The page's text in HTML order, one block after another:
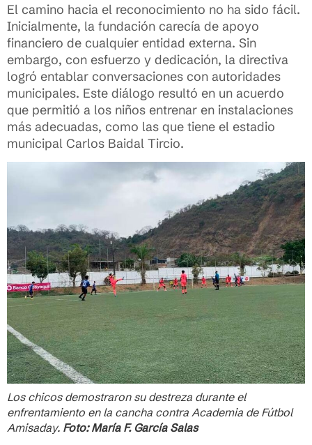
El camino hacia el reconocimiento no ha sido fácil.
Inicialmente, la fundación carecía de apoyo
financiero de cualquier entidad externa. Sin
embargo, con esfuerzo y dedicación, la directiva
logró entablar conversaciones con autoridades
municipales. Este diálogo resultó en un acuerdo
que permitió a los niños entrenar en instalaciones
más adecuadas, como las que tiene el estadio
municipal Carlos Baidal Tircio.
Los chicos demostraron su destreza durante el
enfrentamiento en la cancha contra Academia de Fútbol
Amisaday. Foto: María F. García Salas